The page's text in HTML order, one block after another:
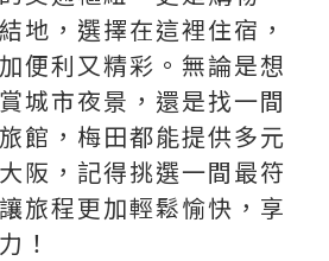
地，選擇在這裡住宿，
便利又精彩。無論是想
城市夜景，還是找一間
館，梅田都能提供多元
阪，記得挑選一間最符
旅程更加輕鬆愉快，享
！